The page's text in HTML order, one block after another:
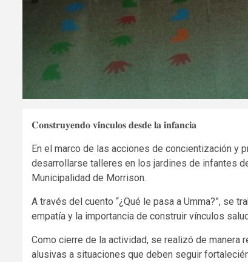
𝐂𝐨𝐧𝐬𝐭𝐫𝐮𝐲𝐞𝐧𝐝𝐨 𝐯𝐢́𝐧𝐜𝐮𝐥𝐨𝐬 𝐝𝐞𝐬𝐝𝐞 𝐥𝐚 𝐢𝐧𝐟𝐚𝐧𝐜𝐢𝐚
En el marco de las acciones de concientización y
desarrollarse talleres en los jardines de infantes
Municipalidad de Morrison.
A través del cuento “¿Qué le pasa a Umma?”, se
empatía y la importancia de construir vínculos
Como cierre de la actividad, se realizó de manera
alusivas a situaciones que deben seguir